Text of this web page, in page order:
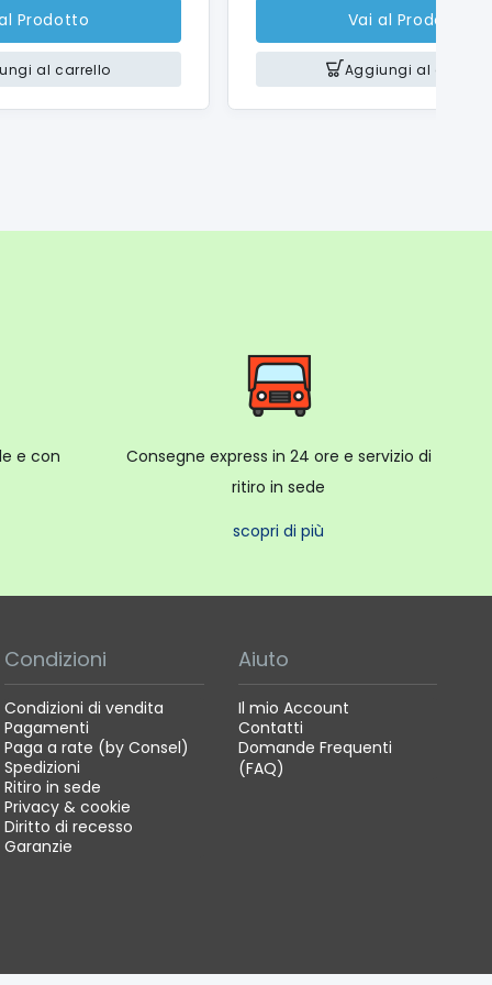
notturno, Ritratto notturno, Panorama,
Prodotto
al carrello
Vai al Prodotto
Aggiungi al carrello
e con
Consegne express in 24 ore e servizio di
ritiro in sede
scopri di più
Condizioni
Condizioni di vendita
Pagamenti
Paga a rate (by Consel)
Spedizioni
Ritiro in sede
Privacy & cookie
Diritto di recesso
Garanzie
Aiuto
Il mio Account
Contatti
Domande Frequenti
(FAQ)